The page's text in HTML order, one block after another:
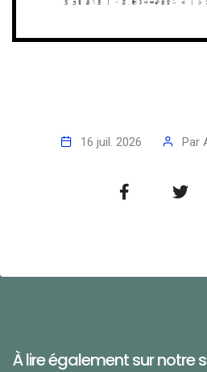
16 juil. 2026 Par
À lire également sur notre